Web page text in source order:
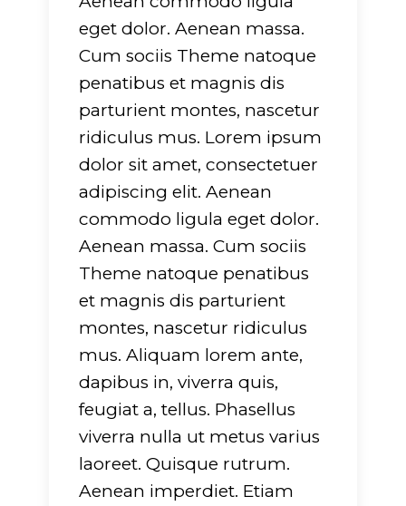
lib/mkdf.functions.php
: Undefined array
glide/apps/opt/public/wp-
themes/evently/framework/lib/
Warning: Undefined
key "dirname" in
/srv/users/glide/apps/
content/themes/
on line751
eget dolor. Aenean massa.
Cum sociis Theme natoque
penatibus et magnis dis
parturient montes, nascetur
ridiculus mus. Lorem ipsum
dolor sit amet, consectetuer
adipiscing elit. Aenean
commodo ligula eget dolor.
Aenean massa. Cum sociis
Theme natoque penatibus
et magnis dis parturient
montes, nascetur ridiculus
mus. Aliquam lorem ante,
dapibus in, viverra quis,
feugiat a, tellus. Phasellus
viverra nulla ut metus varius
laoreet. Quisque rutrum.
Aenean imperdiet. Etiam